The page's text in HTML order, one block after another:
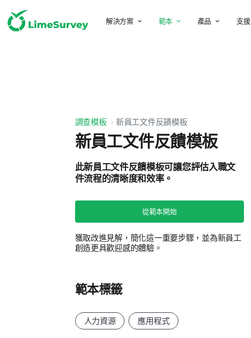
解決方案 範本 產品 支援
調查模板 新員工文件反饋模板
新員工文件反饋模板
此新員工文件反饋模板可讓您評估入職文
件流程的清晰度和效率。
從範本開始
獲取改進見解，簡化這一重要步驟，並為新員工
創造更具歡迎感的體驗。
範本標籤
人力資源 應用程式